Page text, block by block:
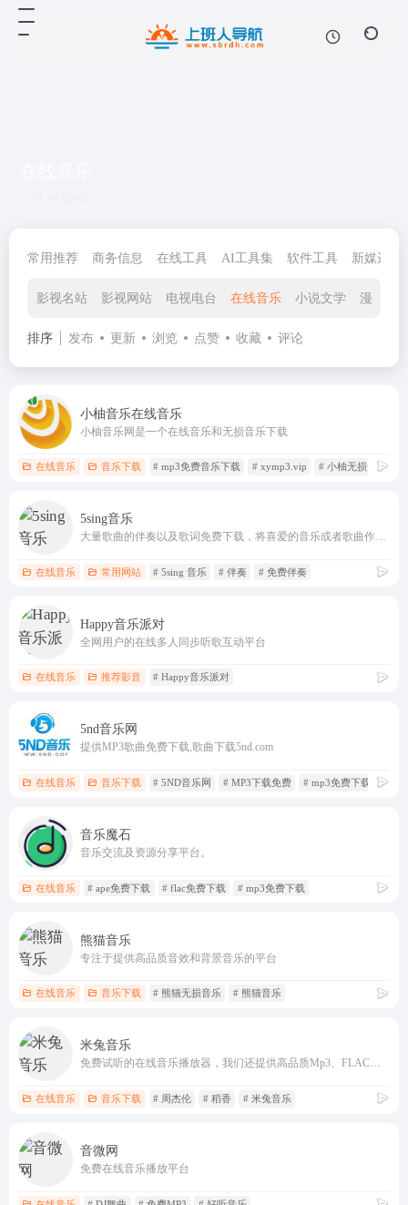
常用推荐 商务信息 在线工具 AI工具集 软件工具 新媒运营
影视名站 影视网站 电视电台 在线音乐 小说文学 漫画网
排序 发布 更新 浏览 点赞 收藏 评论
小柚音乐在线音乐
小柚音乐网是一个在线音乐和无损音乐下载
在线音乐 音乐下载 # mp3免费音乐下载 # xymp3.vip # 小柚无损音乐
5sing音乐
大量歌曲的伴奏以及歌词免费下载，将喜爱的音乐或者歌曲作为手机彩铃下载
在线音乐 常用网站 # 5sing 音乐 # 伴奏 # 免费伴奏
Happy音乐派对
全网用户的在线多人同步听歌互动平台
在线音乐 推荐影音 # Happy音乐派对
5nd音乐网
提供MP3歌曲免费下载,歌曲下载5nd.com
在线音乐 音乐下载 # 5ND音乐网 # MP3下载免费 # mp3免费下载
音乐魔石
音乐交流及资源分享平台。
在线音乐 # ape免费下载 # flac免费下载 # mp3免费下载
熊猫音乐
专注于提供高品质音效和背景音乐的平台
在线音乐 音乐下载 # 熊猫无损音乐 # 熊猫音乐
米兔音乐
免费试听的在线音乐播放器，我们还提供高品质Mp3、FLAC、WAV等格式下载。
在线音乐 音乐下载 # 周杰伦 # 稻香 # 米兔音乐
音微网
免费在线音乐播放平台